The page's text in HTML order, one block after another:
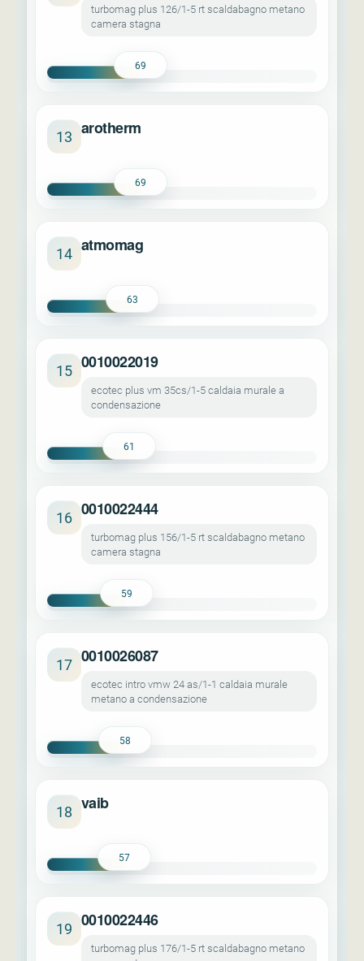
turbomag plus 126/1-5 rt scaldabagno metano
camera stagna
69
13 arotherm
69
14 atmomag
63
15 0010022019
ecotec plus vm 35cs/1-5 caldaia murale a
condensazione
61
16 0010022444
turbomag plus 156/1-5 rt scaldabagno metano
camera stagna
59
17 0010026087
ecotec intro vmw 24 as/1-1 caldaia murale
metano a condensazione
58
18 vaib
57
19 0010022446
turbomag plus 176/1-5 rt scaldabagno metano